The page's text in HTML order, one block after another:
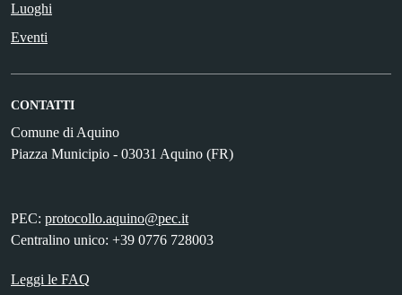
Luoghi
Eventi
CONTATTI
Comune di Aquino
Piazza Municipio - 03031 Aquino (FR)
PEC: protocollo.aquino@pec.it
Centralino unico: +39 0776 728003
Leggi le FAQ